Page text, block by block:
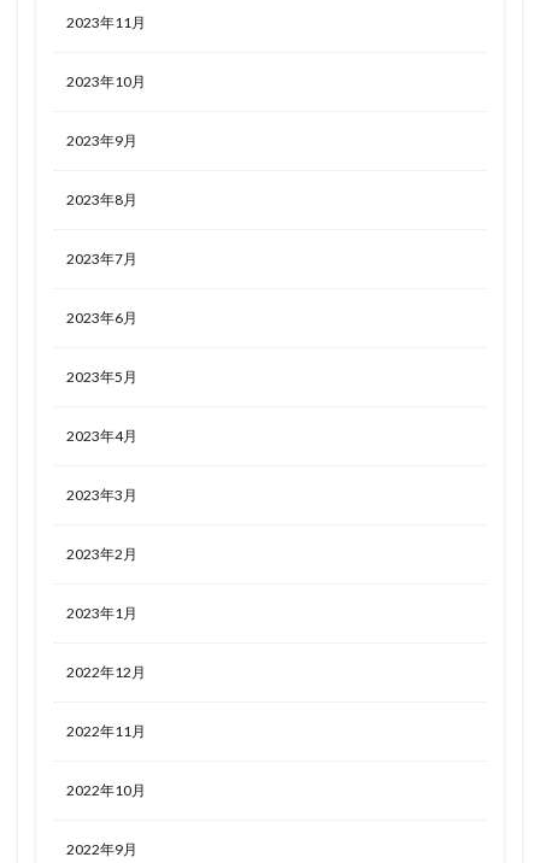
2023年11月
2023年10月
2023年9月
2023年8月
2023年7月
2023年6月
2023年5月
2023年4月
2023年3月
2023年2月
2023年1月
2022年12月
2022年11月
2022年10月
2022年9月